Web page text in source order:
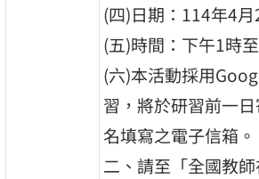
(四)日期：114年4月
(五)時間：下午1時
(六)本活動採用
習，將於研習前一
名填寫之電子信箱。
二、請至「全國教